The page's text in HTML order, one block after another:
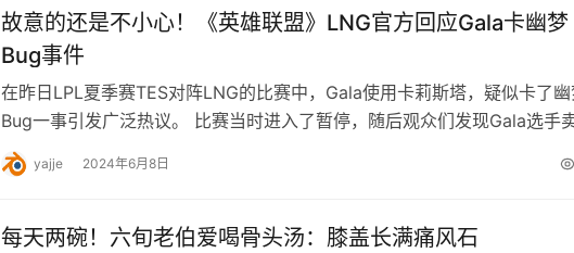
故意的还是不小心！《英雄联盟》LNG官方回应Gala卡幽梦
Bug事件
在昨日LPL夏季赛TES对阵LNG的比赛中，Gala使用卡莉斯塔，疑似卡了
Bug一事引发广泛热议。 比赛当时进入了暂停，随后观众们发现Gala选手
了幽梦。 LNG在回应中写…
yajje 2024年6月8日
每天两碗！六旬老伯爱喝骨头汤：膝盖长满痛风石